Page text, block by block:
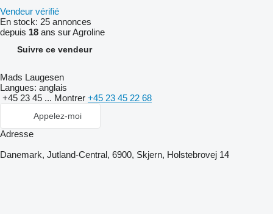
Vendeur vérifié
En stock: 25 annonces
depuis 18 ans sur Agroline
Suivre ce vendeur
Mads Laugesen
Langues: anglais
+45 23 45 ... Montrer +45 23 45 22 68
Appelez-moi
Adresse
Danemark, Jutland-Central, 6900, Skjern, Holstebrovej 14